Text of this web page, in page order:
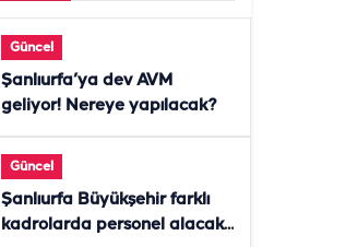
Güncel
Şanlıurfa’ya dev AVM
geliyor! Nereye yapılacak?
Güncel
Şanlıurfa Büyükşehir farklı
kadrolarda personel alacak!